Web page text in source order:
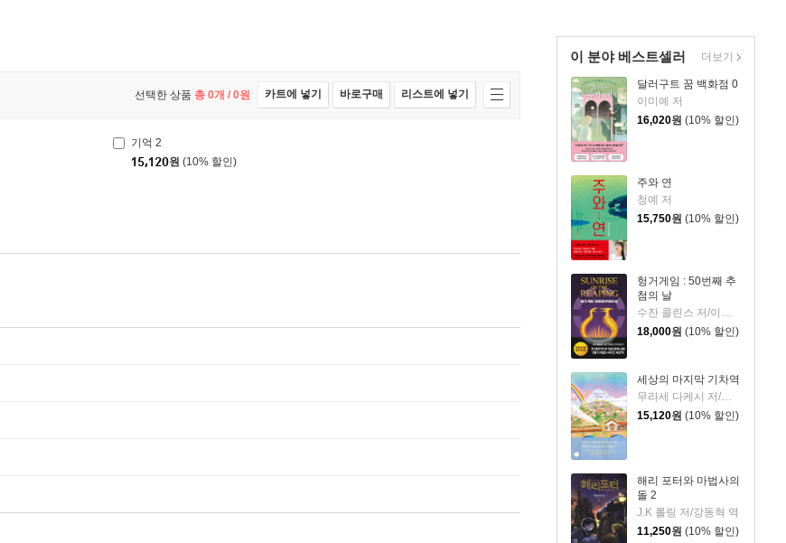
이 분야 베스트셀러
달러구트 꿈 백화점 0
이미예 저
16,020원 (10% 할인)
주와 연
청예 저
15,750원 (10% 할인)
헝거게임 : 50번째 추
첨의 날
18,000원 (10% 할인)
세상의 마지막 기차역
무라세 다케시 저/김지연 역
15,120원 (10% 할인)
해리 포터와 마법사의
돌 2
J.K 롤링 저/강동혁 역
11,250원 (10% 할인)
더보기
선택한 상품 총 0개 / 0원 카트에 넣기 바로구매 리스트에 넣기
기억 2
15,120원 (10% 할인)